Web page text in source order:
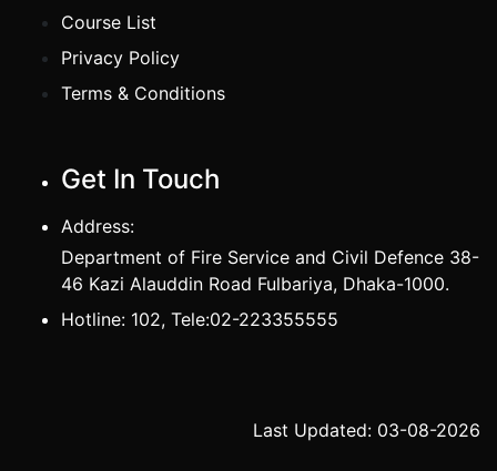
Course List
Privacy Policy
Terms & Conditions
Get In Touch
Address:
Department of Fire Service and Civil Defence 38-
46 Kazi Alauddin Road Fulbariya, Dhaka-1000.
Hotline: 102, Tele:02-223355555
Last Updated: 03-08-2026